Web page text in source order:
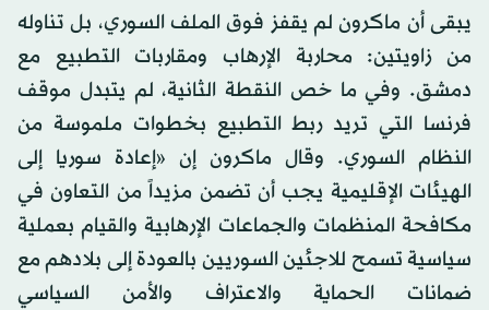
يبقى أن ماكرون لم يقفز فوق الملف السوري، بل تناوله
من زاويتين: محاربة الإرهاب ومقاربات التطبيع مع
دمشق. وفي ما خص النقطة الثانية، لم يتبدل موقف
فرنسا التي تريد ربط التطبيع بخطوات ملموسة من
النظام السوري. وقال ماكرون إن «إعادة سوريا إلى
الهيئات الإقليمية يجب أن تضمن مزيداً من التعاون في
مكافحة المنظمات والجماعات الإرهابية والقيام بعملية
سياسية تسمح للاجئين السوريين بالعودة إلى بلادهم مع
ضمانات الحماية والاعتراف والأمن السياسي